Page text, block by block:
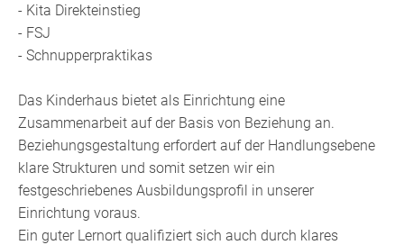
- Kita Direkteinstieg
- FSJ
- Schnupperpraktikas
Das Kinderhaus bietet als Einrichtung eine
Zusammenarbeit auf der Basis von Beziehung an.
Beziehungsgestaltung erfordert auf der Handlungsebene
klare Strukturen und somit setzen wir ein
festgeschriebenes Ausbildungsprofil in unserer
Einrichtung voraus.
Ein guter Lernort qualifiziert sich auch durch klares